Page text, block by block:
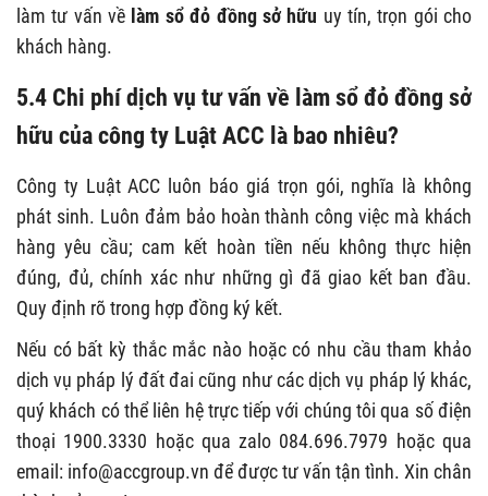
làm tư vấn về làm sổ đỏ đồng sở hữu uy tín, trọn gói cho
khách hàng.
5.4 Chi phí dịch vụ tư vấn về làm sổ đỏ đồng sở
hữu của công ty Luật ACC là bao nhiêu?
Công ty Luật ACC luôn báo giá trọn gói, nghĩa là không
phát sinh. Luôn đảm bảo hoàn thành công việc mà khách
hàng yêu cầu; cam kết hoàn tiền nếu không thực hiện
đúng, đủ, chính xác như những gì đã giao kết ban đầu.
Quy định rõ trong hợp đồng ký kết.
Nếu có bất kỳ thắc mắc nào hoặc có nhu cầu tham khảo
dịch vụ pháp lý đất đai cũng như các dịch vụ pháp lý khác,
quý khách có thể liên hệ trực tiếp với chúng tôi qua số điện
thoại 1900.3330 hoặc qua zalo 084.696.7979 hoặc qua
email: info@accgroup.vn để được tư vấn tận tình. Xin chân